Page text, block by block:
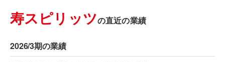
寿スピリッツの直近の業績
2026/3期の業績